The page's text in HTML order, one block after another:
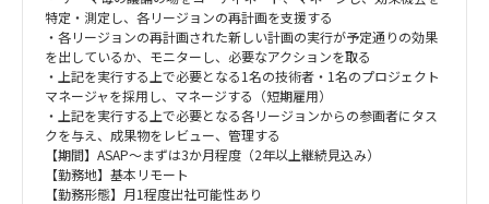
特定・測定し、各リージョンの再計画を支援する
・各リージョンの再計画された新しい計画の実行が予定通りの効果
を出しているか、モニターし、必要なアクションを取る
・上記を実行する上で必要となる1名の技術者・1名のプロジェクト
マネージャを採用し、マネージする（短期雇用）
・上記を実行する上で必要となる各リージョンからの参画者にタス
クを与え、成果物をレビュー、管理する
【期間】ASAP～まずは3か月程度（2年以上継続見込み）
【勤務地】基本リモート
【勤務形態】月1程度出社可能性あり